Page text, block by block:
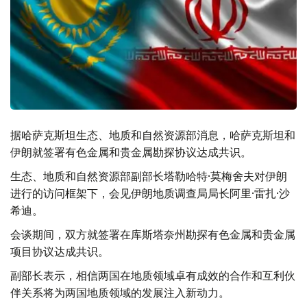
据哈萨克斯坦生态、地质和自然资源部消息，哈萨克斯坦和
伊朗就签署有色金属和贵金属勘探协议达成共识。
生态、地质和自然资源部副部长塔勒哈特·莫梅舍夫对伊朗
进行的访问框架下，会见伊朗地质调查局局长阿里·雷扎·沙
希迪。
会谈期间，双方就签署在库斯塔奈州勘探有色金属和贵金属
项目协议达成共识。
副部长表示，相信两国在地质领域卓有成效的合作和互利伙
伴关系将为两国地质领域的发展注入新动力。